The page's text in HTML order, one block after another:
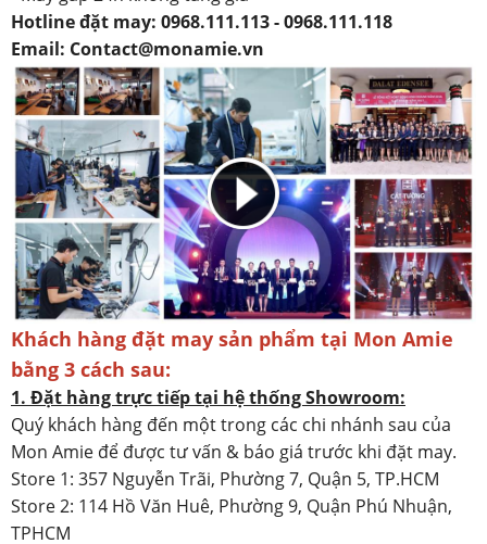
Hotline đặt may: 0968.111.113 - 0968.111.118
Email: Contact@monamie.vn
Khách hàng đặt may sản phẩm tại Mon Amie
bằng 3 cách sau:
1. Đặt hàng trực tiếp tại hệ thống Showroom:
Quý khách hàng đến một trong các chi nhánh sau của
Mon Amie để được tư vấn & báo giá trước khi đặt may.
Store 1: 357 Nguyễn Trãi, Phường 7, Quận 5, TP.HCM
Store 2: 114 Hồ Văn Huê, Phường 9, Quận Phú Nhuận,
TPHCM